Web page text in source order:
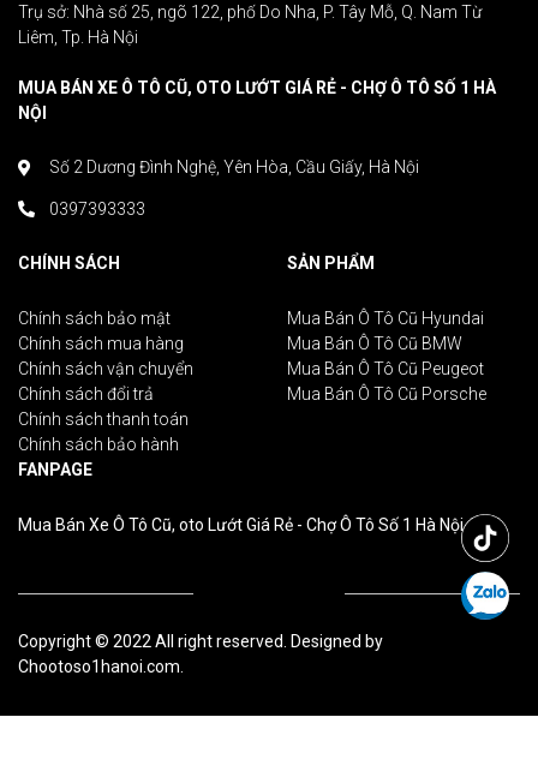
Trụ sở: Nhà số 25, ngõ 122, phố Do Nha, P. Tây Mỗ, Q. Nam Từ
Liêm, Tp. Hà Nội
MUA BÁN XE Ô TÔ CŨ, OTO LƯỚT GIÁ RẺ - CHỢ Ô TÔ SỐ 1 HÀ
NỘI
Số 2 Dương Đình Nghệ, Yên Hòa, Cầu Giấy, Hà Nội
0397393333
CHÍNH SÁCH
Chính sách bảo mật
Chính sách mua hàng
Chính sách vận chuyển
Chính sách đổi trả
Chính sách thanh toán
Chính sách bảo hành
SẢN PHẨM
Mua Bán Ô Tô Cũ Hyundai
Mua Bán Ô Tô Cũ BMW
Mua Bán Ô Tô Cũ Peugeot
Mua Bán Ô Tô Cũ Porsche
FANPAGE
Mua Bán Xe Ô Tô Cũ, oto Lướt Giá Rẻ - Chợ Ô Tô Số 1 Hà Nội
Copyright © 2022 All right reserved. Designed by
Chootoso1hanoi.com.